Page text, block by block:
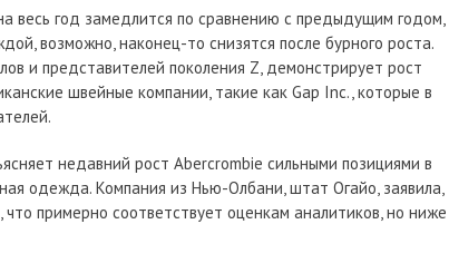
весь год замедлится по сравнению с предыдущим годом,
возможно, наконец-то снизятся после бурного роста.
и представителей поколения Z, демонстрирует рост
швейные компании, такие как Gap Inc., которые в
недавний рост Abercrombie сильными позициями в
одежда. Компания из Нью-Олбани, штат Огайо, заявила,
примерно соответствует оценкам аналитиков, но ниже